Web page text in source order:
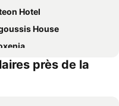
Hotel
House
Silver Rocks
près de la